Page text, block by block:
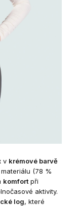
v krémové barvě
(78 %
komfort při
aktivity.
log, které